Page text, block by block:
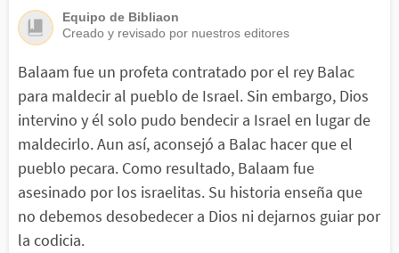
Equipo de Bibliaon
Creado y revisado por nuestros editores
Balaam fue un profeta contratado por el rey Balac
para maldecir al pueblo de Israel. Sin embargo, Dios
intervino y él solo pudo bendecir a Israel en lugar de
maldecirlo. Aun así, aconsejó a Balac hacer que el
pueblo pecara. Como resultado, Balaam fue
asesinado por los israelitas. Su historia enseña que
no debemos desobedecer a Dios ni dejarnos guiar por
la codicia.